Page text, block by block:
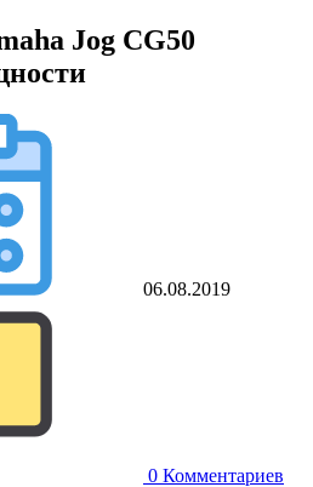
Jog CG50
06.08.2019
0 Комментариев